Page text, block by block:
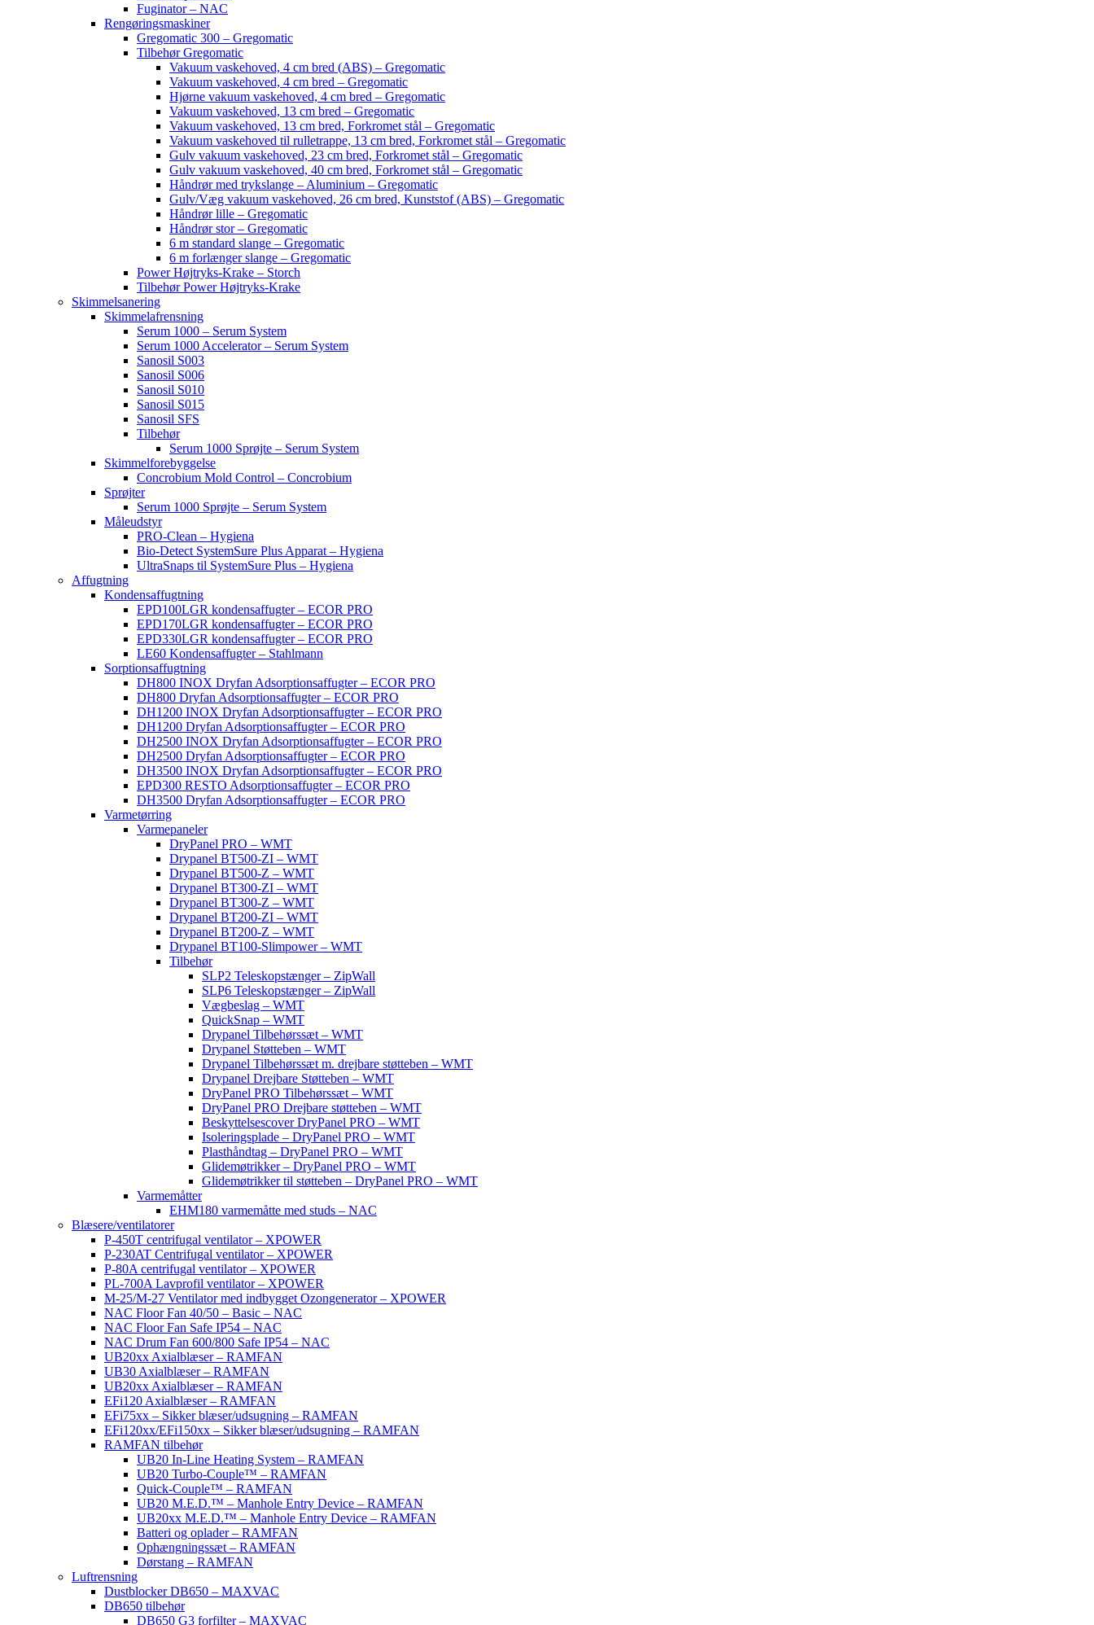
Fuginator – NAC
Rengøringsmaskiner
Gregomatic 300 – Gregomatic
Tilbehør Gregomatic
Vakuum vaskehoved, 4 cm bred (ABS) – Gregomatic
Vakuum vaskehoved, 4 cm bred – Gregomatic
Hjørne vakuum vaskehoved, 4 cm bred – Gregomatic
Vakuum vaskehoved, 13 cm bred – Gregomatic
Vakuum vaskehoved, 13 cm bred, Forkromet stål – Gregomatic
Vakuum vaskehoved til rulletrappe, 13 cm bred, Forkromet stål – Gregomatic
Gulv vakuum vaskehoved, 23 cm bred, Forkromet stål – Gregomatic
Gulv vakuum vaskehoved, 40 cm bred, Forkromet stål – Gregomatic
Håndrør med trykslange – Aluminium – Gregomatic
Gulv/Væg vakuum vaskehoved, 26 cm bred, Kunststof (ABS) – Gregomatic
Håndrør lille – Gregomatic
Håndrør stor – Gregomatic
6 m standard slange – Gregomatic
6 m forlænger slange – Gregomatic
Power Højtryks-Krake – Storch
Tilbehør Power Højtryks-Krake
Skimmelsanering
Skimmelafrensning
Serum 1000 – Serum System
Serum 1000 Accelerator – Serum System
Sanosil S003
Sanosil S006
Sanosil S010
Sanosil S015
Sanosil SFS
Tilbehør
Serum 1000 Sprøjte – Serum System
Skimmelforebyggelse
Concrobium Mold Control – Concrobium
Sprøjter
Serum 1000 Sprøjte – Serum System
Måleudstyr
PRO-Clean – Hygiena
Bio-Detect SystemSure Plus Apparat – Hygiena
UltraSnaps til SystemSure Plus – Hygiena
Affugtning
Kondensaffugtning
EPD100LGR kondensaffugter – ECOR PRO
EPD170LGR kondensaffugter – ECOR PRO
EPD330LGR kondensaffugter – ECOR PRO
LE60 Kondensaffugter – Stahlmann
Sorptionsaffugtning
DH800 INOX Dryfan Adsorptionsaffugter – ECOR PRO
DH800 Dryfan Adsorptionsaffugter – ECOR PRO
DH1200 INOX Dryfan Adsorptionsaffugter – ECOR PRO
DH1200 Dryfan Adsorptionsaffugter – ECOR PRO
DH2500 INOX Dryfan Adsorptionsaffugter – ECOR PRO
DH2500 Dryfan Adsorptionsaffugter – ECOR PRO
DH3500 INOX Dryfan Adsorptionsaffugter – ECOR PRO
EPD300 RESTO Adsorptionsaffugter – ECOR PRO
DH3500 Dryfan Adsorptionsaffugter – ECOR PRO
Varmetørring
Varmepaneler
DryPanel PRO – WMT
Drypanel BT500-ZI – WMT
Drypanel BT500-Z – WMT
Drypanel BT300-ZI – WMT
Drypanel BT300-Z – WMT
Drypanel BT200-ZI – WMT
Drypanel BT200-Z – WMT
Drypanel BT100-Slimpower – WMT
Tilbehør
SLP2 Teleskopstænger – ZipWall
SLP6 Teleskopstænger – ZipWall
Vægbeslag – WMT
QuickSnap – WMT
Drypanel Tilbehørssæt – WMT
Drypanel Støtteben – WMT
Drypanel Tilbehørssæt m. drejbare støtteben – WMT
Drypanel Drejbare Støtteben – WMT
DryPanel PRO Tilbehørssæt – WMT
DryPanel PRO Drejbare støtteben – WMT
Beskyttelsescover DryPanel PRO – WMT
Isoleringsplade – DryPanel PRO – WMT
Plasthåndtag – DryPanel PRO – WMT
Glidemøtrikker – DryPanel PRO – WMT
Glidemøtrikker til støtteben – DryPanel PRO – WMT
Varmemåtter
EHM180 varmemåtte med studs – NAC
Blæsere/ventilatorer
P-450T centrifugal ventilator – XPOWER
P-230AT Centrifugal ventilator – XPOWER
P-80A centrifugal ventilator – XPOWER
PL-700A Lavprofil ventilator – XPOWER
M-25/M-27 Ventilator med indbygget Ozongenerator – XPOWER
NAC Floor Fan 40/50 – Basic – NAC
NAC Floor Fan Safe IP54 – NAC
NAC Drum Fan 600/800 Safe IP54 – NAC
UB20xx Axialblæser – RAMFAN
UB30 Axialblæser – RAMFAN
UB20xx Axialblæser – RAMFAN
EFi120 Axialblæser – RAMFAN
EFi75xx – Sikker blæser/udsugning – RAMFAN
EFi120xx/EFi150xx – Sikker blæser/udsugning – RAMFAN
RAMFAN tilbehør
UB20 In-Line Heating System – RAMFAN
UB20 Turbo-Couple™ – RAMFAN
Quick-Couple™ – RAMFAN
UB20 M.E.D.™ – Manhole Entry Device – RAMFAN
UB20xx M.E.D.™ – Manhole Entry Device – RAMFAN
Batteri og oplader – RAMFAN
Ophængningssæt – RAMFAN
Dørstang – RAMFAN
Luftrensning
Dustblocker DB650 – MAXVAC
DB650 tilbehør
DB650 G3 forfilter – MAXVAC